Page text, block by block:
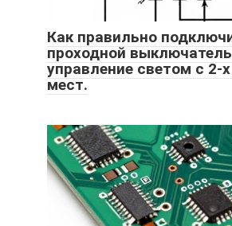
Как правильно
проходной
управление светом с 2-
мест.